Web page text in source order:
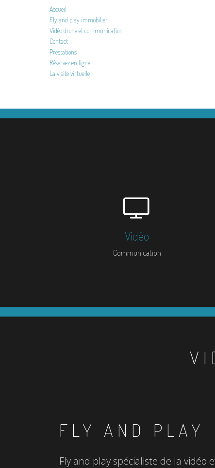
Accueil
Fly and play immobilier
Vidéo drone et communication
Contact
Prestations
Réservez en ligne
La visite virtuelle
Vidéo
Communication
FLY AND PLAY
Fly and play spécialiste de la